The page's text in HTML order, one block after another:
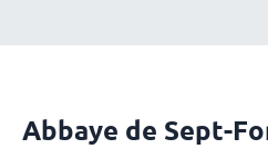
Abbaye de Sept-